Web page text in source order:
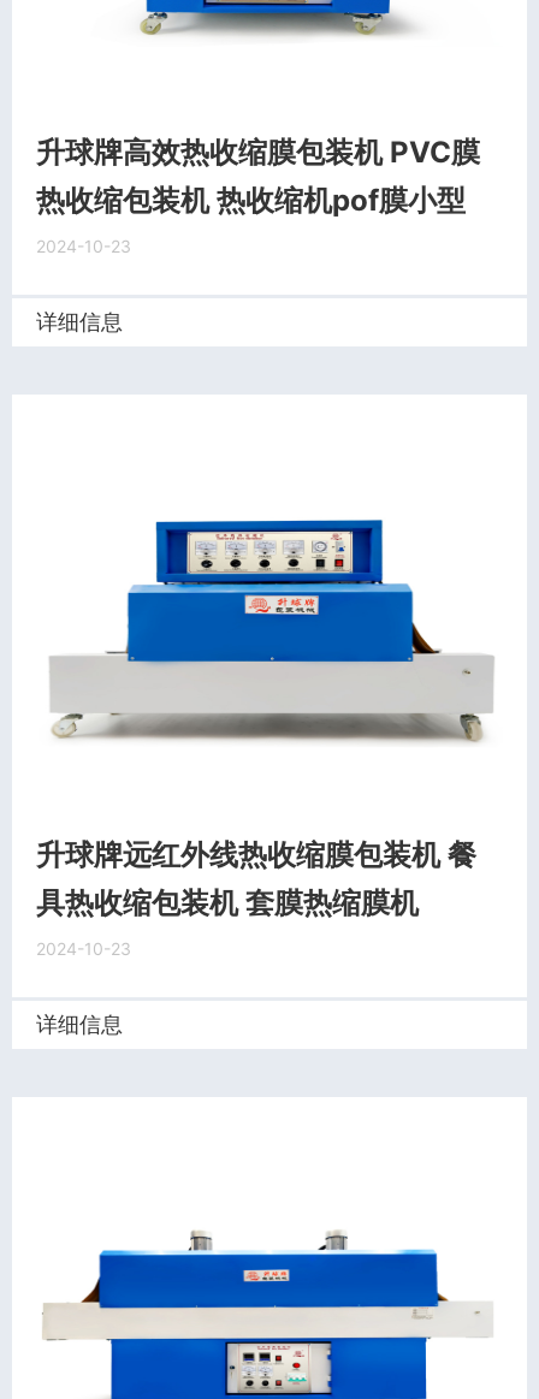
升球牌高效热收缩膜包装机 PVC膜
热收缩包装机 热收缩机pof膜小型
2024-10-23
详细信息
升球牌远红外线热收缩膜包装机 餐
具热收缩包装机 套膜热缩膜机
2024-10-23
详细信息